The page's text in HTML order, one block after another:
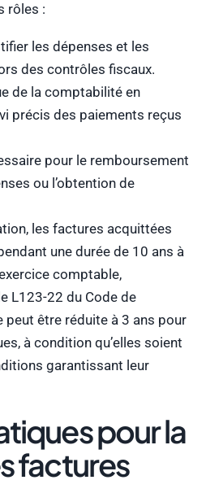
rôles :
les dépenses et les
des contrôles fiscaux.
de la comptabilité en
précis des paiements reçus
pour le remboursement
ou l’obtention de
les factures acquittées
une durée de 10 ans à
comptable,
L123-22 du Code de
peut être réduite à 3 ans pour
à condition qu’elles soient
garantissant leur
pour la
factures